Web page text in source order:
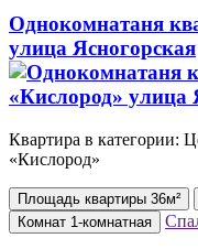
Однокомнатаня
улица Ясногорская
Квартира в категории:
«Кислород»
Площадь квартиры 36м²
Комнат 1-комнатная